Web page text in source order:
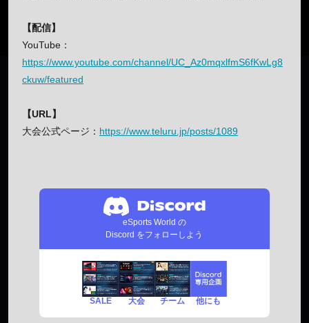
【配信】
YouTube：
https://www.youtube.com/channel/UC_Az0mqxlfmS6fKwLg8
ckuw/featured
【URL】
大会公式ページ： https://www.teluru.jp/posts/1089
eSports World の
Discord をフォローしよう
SALE 大会 チーム 他にも